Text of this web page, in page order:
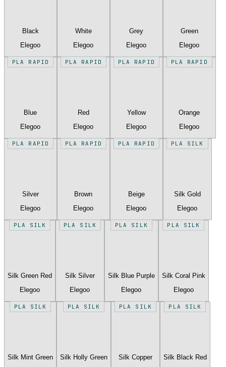
Black
Elegoo
White
Elegoo
Grey
Elegoo
Green
Elegoo
PLA RAPID
Blue
Elegoo
PLA RAPID
Red
Elegoo
PLA RAPID
Yellow
Elegoo
PLA RAPID
Orange
Elegoo
PLA RAPID
Silver
Elegoo
PLA RAPID
Brown
Elegoo
PLA RAPID
Beige
Elegoo
PLA SILK
Silk Gold
Elegoo
PLA SILK
Silk Green Red
Elegoo
PLA SILK
Silk Silver
Elegoo
PLA SILK
Silk Blue Purple
Elegoo
PLA SILK
Silk Coral Pink
Elegoo
PLA SILK
Silk Mint Green
PLA SILK
Silk Holly Green
PLA SILK
Silk Copper
PLA SILK
Silk Black Red